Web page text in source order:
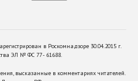
в Роскомнадзоре 30.04.2015 г.
ЭЛ № ФС 77 - 61688.
высказанные в комментариях читателей.